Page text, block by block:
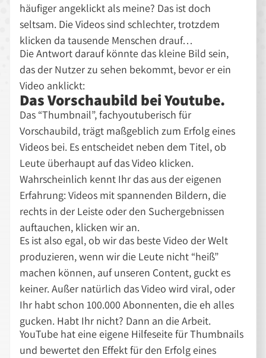
häufiger angeklickt als meine? Das ist doch
seltsam. Die Videos sind schlechter, trotzdem
klicken da tausende Menschen drauf…
Die Antwort darauf könnte das kleine Bild sein,
das der Nutzer zu sehen bekommt, bevor er ein
Video anklickt:
Das Vorschaubild bei Youtube.
Das “Thumbnail”, fachyoutuberisch für
Vorschaubild, trägt maßgeblich zum Erfolg eines
Videos bei. Es entscheidet neben dem Titel, ob
Leute überhaupt auf das Video klicken.
Wahrscheinlich kennt Ihr das aus der eigenen
Erfahrung: Videos mit spannenden Bildern, die
rechts in der Leiste oder den Suchergebnissen
auftauchen, klicken wir an.
Es ist also egal, ob wir das beste Video der Welt
produzieren, wenn wir die Leute nicht “heiß”
machen können, auf unseren Content, guckt es
keiner. Außer natürlich das Video wird viral, oder
Ihr habt schon 100.000 Abonnenten, die eh alles
gucken. Habt Ihr nicht? Dann an die Arbeit.
YouTube hat eine eigene Hilfeseite für Thumbnails
und bewertet den Effekt für den Erfolg eines